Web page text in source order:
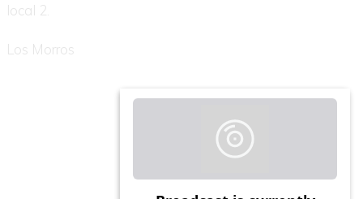
local 2.
Los Morros